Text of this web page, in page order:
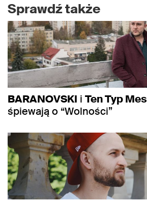
Sprawdź także
BARANOVSKI i Ten Typ Mes
śpiewają o “Wolności”